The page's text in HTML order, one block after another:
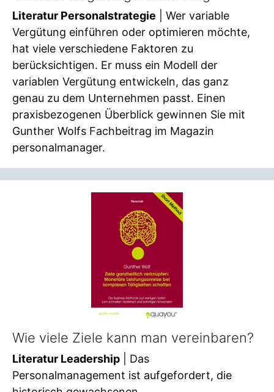
Literatur Personalstrategie | Wer variable
Vergütung einführen oder optimieren möchte,
hat viele verschiedene Faktoren zu
berücksichtigen. Er muss ein Modell der
variablen Vergütung entwickeln, das ganz
genau zu dem Unternehmen passt. Einen
praxisbezogenen Überblick gewinnen Sie mit
Gunther Wolfs Fachbeitrag im Magazin
personalmanager.
Wie viele Ziele kann man vereinbaren?
Literatur Leadership | Das
Personalmanagement ist aufgefordert, die